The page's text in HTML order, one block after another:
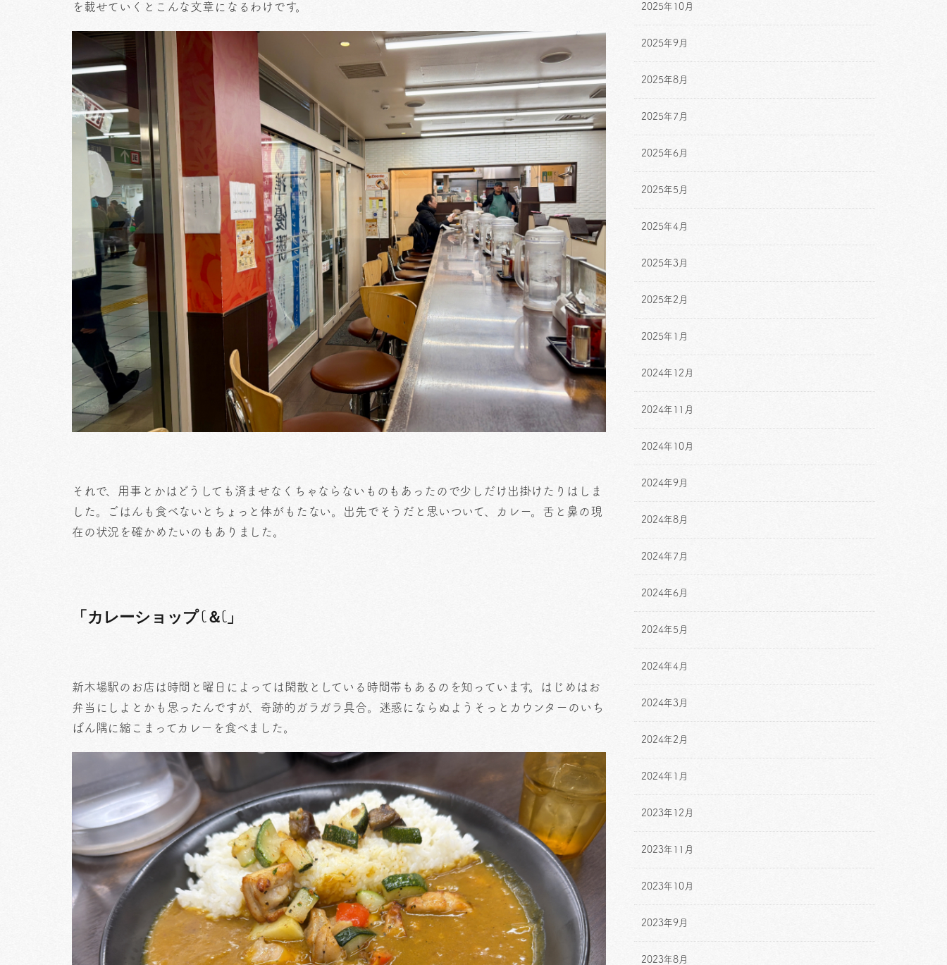
を載せていくとこんな文章になるわけです。
それで、用事とかはどうしても済ませなくちゃならないものもあったので少しだけ出掛けたりはしま
した。ごはんも食べないとちょっと体がもたない。出先でそうだと思いついて、カレー。舌と鼻の現
在の状況を確かめたいのもありました。
「カレーショップ C＆C」
新木場駅のお店は時間と曜日によっては閑散としている時間帯もあるのを知っています。はじめはお
弁当にしよとかも思ったんですが、奇跡的ガラガラ具合。迷惑にならぬようそっとカウンターのいち
ばん隅に縮こまってカレーを食べました。
2025年10月
2025年9月
2025年8月
2025年7月
2025年6月
2025年5月
2025年4月
2025年3月
2025年2月
2025年1月
2024年12月
2024年11月
2024年10月
2024年9月
2024年8月
2024年7月
2024年6月
2024年5月
2024年4月
2024年3月
2024年2月
2024年1月
2023年12月
2023年11月
2023年10月
2023年9月
2023年8月